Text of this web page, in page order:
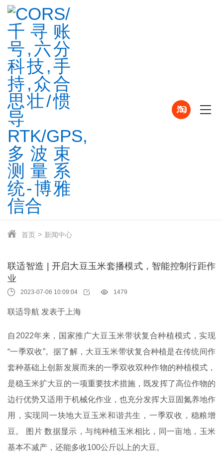
首页 新闻中心
联适智造 | 开启大豆玉米套播模式，智能控制行距作
业
2023-07-06 10:09:04 1479
联适导航 发表于上海
自2022年来，国家推广大豆玉米带状复合种植模式，实现
“一季双收”。据了解，大豆玉米带状复合种植是在传统间作
套种基础上创新发展而来的一季双收双种作物的种植模式，
是稳玉米扩大豆的一项重要技术措施，既发挥了高位作物的
边行优势又适用于机械化作业，也充分发挥大豆固氮养地作
用，实现同一块地大豆玉米和谐共生，一季双收，稳粮增
豆。 图片 数据显示，与纯种植玉米相比，同一亩地，玉米
基本不减产，还能多收100公斤以上的大豆。